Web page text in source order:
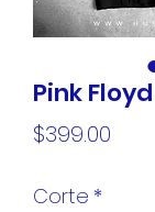
Pink Floyd
$399.00
Corte *